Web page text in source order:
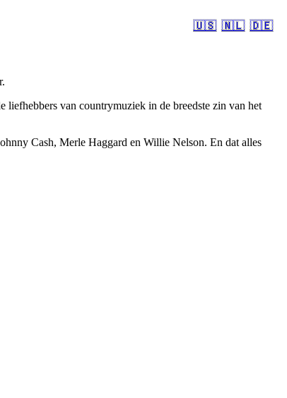
🇺🇸 🇳🇱 🇩🇪
van countrymuziek in de breedste zin van het
Cash, Merle Haggard en Willie Nelson. En dat alles